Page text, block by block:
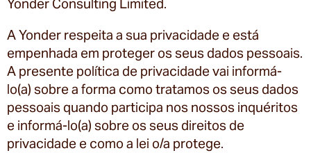
Yonder Consulting Limited.
A Yonder respeita a sua privacidade e está
empenhada em proteger os seus dados pessoais.
A presente política de privacidade vai informá-
lo(a) sobre a forma como tratamos os seus dados
pessoais quando participa nos nossos inquéritos
e informá-lo(a) sobre os seus direitos de
privacidade e como a lei o/a protege.